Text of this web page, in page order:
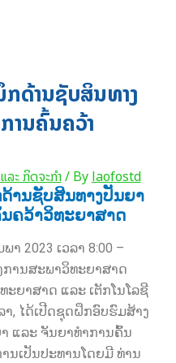
ດ້ານຊັບສິນທາງ
ານຄົ້ນຄວ້າ
ລະ ກິດຈະກຳ/ Bylaofostd
ານຊັບສິນທາງປັນຍາ
ຄວ້າວິທະຍາສາດ
ເວລາ 8:00 –
ການສະພາວິທະຍາສາດ
ຍາສາດ ແລະ ເຕັກໂນໂລຊີ
, ໄດ້ເປີດຊຸດຝຶກອົບຮົມສ້າງ
ແລະ ຈັນຍາທຳການຄົ້ນ
ນເປັນປະທານໂດຍມີ ທ່ານ